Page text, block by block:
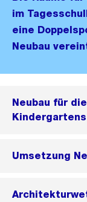
im
eine
Neubau
Neubau für
Umsetzung